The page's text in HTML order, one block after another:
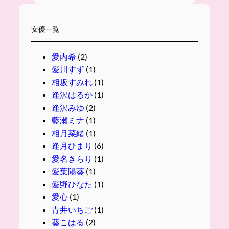
女優一覧
愛内希(2)
愛川すず(1)
相坂すみれ(1)
逢沢はるか(1)
逢沢みゆ (2)
藍瀬ミナ (1)
相月菜緒(1)
逢月ひまり (6)
愛名きらり (1)
愛葉陽葵(1)
愛野ひなた (1)
愛心(1)
青井いちご(1)
葵こはる (2)